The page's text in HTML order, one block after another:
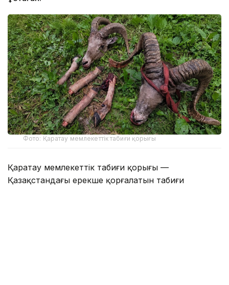
Фото: Қаратау мемлекеттік табиғи қорығы
Қаратау мемлекеттік табиғи қорығы —
Қазақстандағы ерекше қорғалатын табиғи